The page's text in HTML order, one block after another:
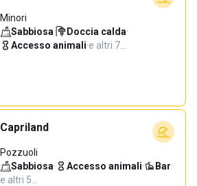
Minori
Sabbiosa· Doccia calda·
Accesso animali·e altri 7…
Capriland
Pozzuoli
Sabbiosa· Accesso animali· Bar·
e altri 5…